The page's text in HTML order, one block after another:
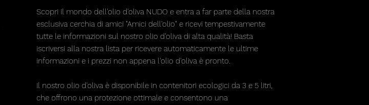
Scopri il mondo dell'olio d'oliva NUDO e entra a far parte della nostra
esclusiva cerchia di amici "Amici dell'olio" e ricevi tempestivamente
tutte le informazioni sul nostro olio d'oliva di alta qualità! Basta
iscriversi alla nostra lista per ricevere automaticamente le ultime
informazioni e i prezzi non appena l'olio d'oliva è pronto.
Il nostro olio d'oliva è disponibile in contenitori ecologici da 3 e 5 litri,
che offrono una protezione ottimale e consentono una